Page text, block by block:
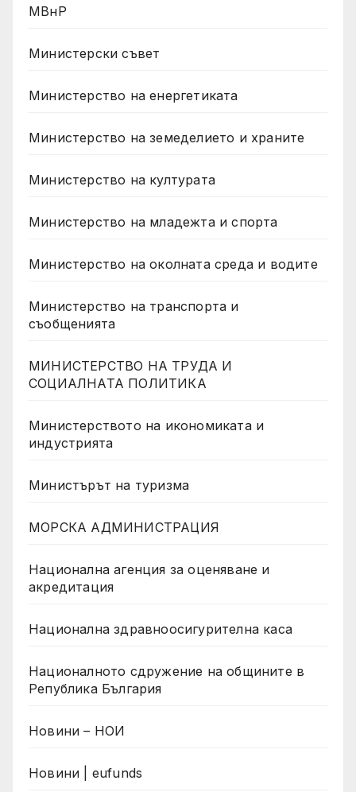
МВнР
Министерски съвет
Министерство на енергетиката
Министерство на земеделието и храните
Министерство на културата
Министерство на младежта и спорта
Министерство на околната среда и водите
Министерство на транспорта и
съобщенията
МИНИСТЕРСТВО НА ТРУДА И
СОЦИАЛНАТА ПОЛИТИКА
Министерството на икономиката и
индустрията
Министърът на туризма
МОРСКА АДМИНИСТРАЦИЯ
Национална агенция за оценяване и
акредитация
Национална здравноосигурителна каса
Националното сдружение на общините в
Република България
Новини – НОИ
Новини | eufunds